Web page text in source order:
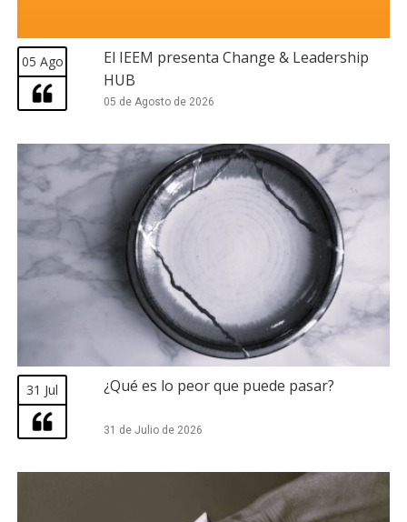
05 Ago
El IEEM presenta Change & Leadership
HUB
05 de Agosto de 2026
31 Jul ¿Qué es lo peor que puede pasar?
31 de Julio de 2026